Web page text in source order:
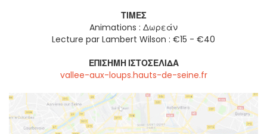
ΤΙΜΈΣ
Animations : Δωρεάν
Lecture par Lambert Wilson : €15 - €40
ΕΠΊΣΗΜΗ ΙΣΤΟΣΕΛΊΔΑ
vallee-aux-loups.hauts-de-seine.fr